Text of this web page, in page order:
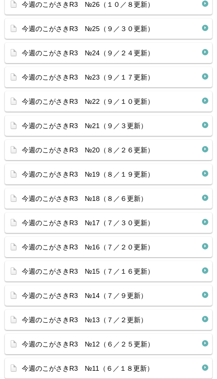
今週のこがさきR3 №26（１０／８更新）
今週のこがさきR3 №25（９／３０更新）
今週のこがさきR3 №24（９／２４更新）
今週のこがさきR3 №23（９／１７更新）
今週のこがさきR3 №22（９／１０更新）
今週のこがさきR3 №21（９／３更新）
今週のこがさきR3 №20（８／２６更新）
今週のこがさきR3 №19（８／１９更新）
今週のこがさきR3 №18（８／６更新）
今週のこがさきR3 №17（７／３０更新）
今週のこがさきR3 №16（７／２０更新）
今週のこがさきR3 №15（７／１６更新）
今週のこがさきR3 №14（７／９更新）
今週のこがさきR3 №13（７／２更新）
今週のこがさきR3 №12（６／２５更新）
今週のこがさきR3 №11（６／１８更新）